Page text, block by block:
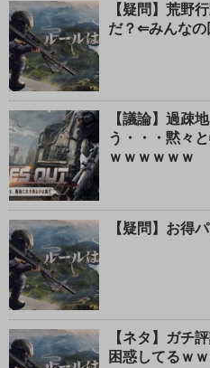
【疑問】荒野
だ？⇐みんなの
【議論】過疎
う・・・黙々
ｗｗｗｗｗｗ
【疑問】お得
【ネタ】ガチ
困惑してるｗ